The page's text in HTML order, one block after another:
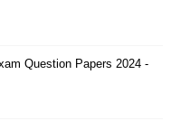
Question Papers 2024 -